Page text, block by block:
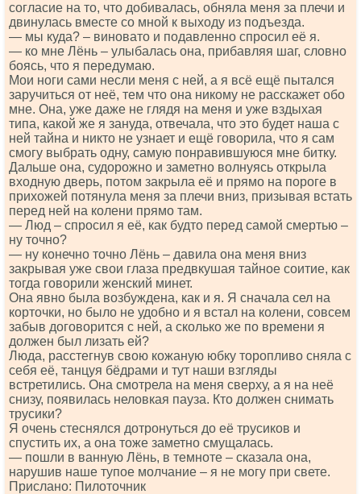
согласие на то, что добивалась, обняла меня за плечи и
двинулась вместе со мной к выходу из подъезда.
— мы куда? – виновато и подавленно спросил её я.
— ко мне Лёнь – улыбалась она, прибавляя шаг, словно
боясь, что я передумаю.
Мои ноги сами несли меня с ней, а я всё ещё пытался
заручиться от неё, тем что она никому не расскажет обо
мне. Она, уже даже не глядя на меня и уже вздыхая
типа, какой же я зануда, отвечала, что это будет наша с
ней тайна и никто не узнает и ещё говорила, что я сам
смогу выбрать одну, самую понравившуюся мне битку.
Дальше она, судорожно и заметно волнуясь открыла
входную дверь, потом закрыла её и прямо на пороге в
прихожей потянула меня за плечи вниз, призывая встать
перед ней на колени прямо там.
— Люд – спросил я её, как будто перед самой смертью –
ну точно?
— ну конечно точно Лёнь – давила она меня вниз
закрывая уже свои глаза предвкушая тайное соитие, как
тогда говорили женский минет.
Она явно была возбуждена, как и я. Я сначала сел на
корточки, но было не удобно и я встал на колени, совсем
забыв договорится с ней, а сколько же по времени я
должен был лизать ей?
Люда, расстегнув свою кожаную юбку торопливо сняла с
себя её, танцуя бёдрами и тут наши взгляды
встретились. Она смотрела на меня сверху, а я на неё
снизу, появилась неловкая пауза. Кто должен снимать
трусики?
Я очень стеснялся дотронуться до её трусиков и
спустить их, а она тоже заметно смущалась.
— пошли в ванную Лёнь, в темноте – сказала она,
нарушив наше тупое молчание – я не могу при свете.
Прислано: Пилоточник